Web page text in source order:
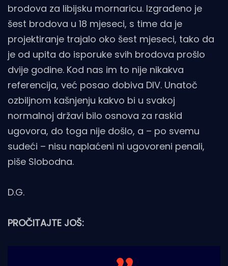
brodova za libijsku mornaricu. Izgrađeno je
šest brodova u 18 mjeseci, s time da je
projektiranje trajalo oko šest mjeseci, tako da
je od upita do isporuke svih brodova prošlo
dvije godine. Kod nas im to nije nikakva
referencija, već posao dobiva DIV. Unatoč
ozbiljnom kašnjenju kakvo bi u svakoj
normalnoj državi bilo osnova za raskid
ugovora, do toga nije došlo, a – po svemu
sudeći – nisu naplaćeni ni ugovoreni penali,
piše Slobodna.
D.G.
PROČITAJTE JOŠ: